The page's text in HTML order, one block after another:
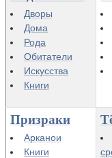
Дворы
Дома
Рода
Обитатели
Искусства
Книги
Призраки
Арканои
Книги